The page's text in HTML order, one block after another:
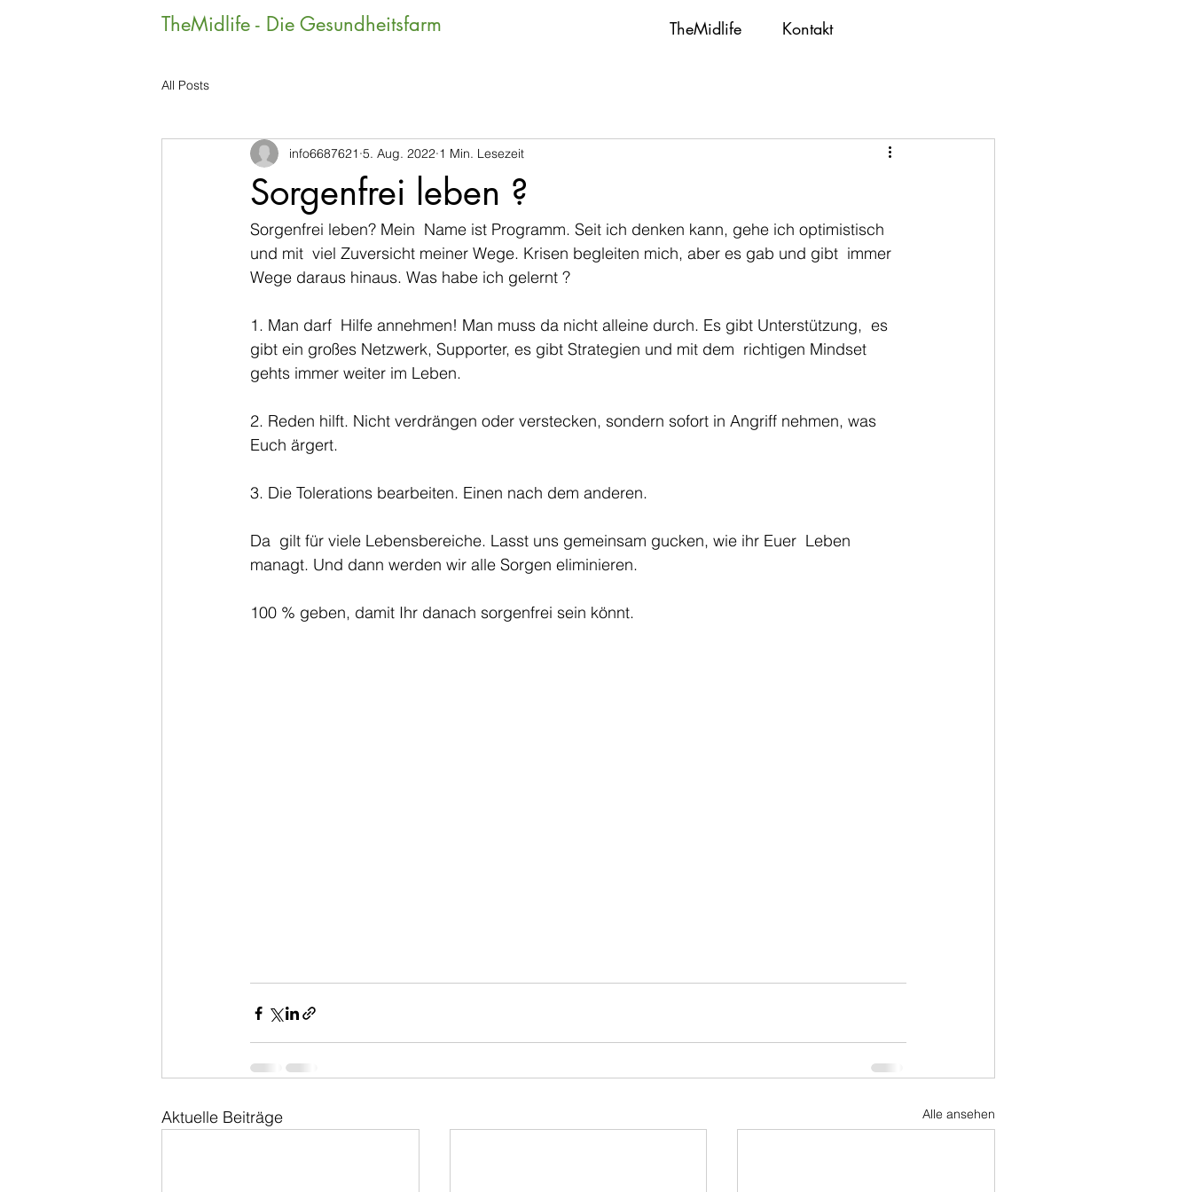
TheMidlife - Die Gesundheitsfarm TheMidlife Kontakt
All Posts
Sorgenfrei leben ?
info6687621 5. Aug. 2022 1 Min. Lesezeit
Sorgenfrei leben? Mein  Name ist Programm. Seit ich denken kann, gehe ich optimistisch
und mit  viel Zuversicht meiner Wege. Krisen begleiten mich, aber es gab und gibt  immer
Wege daraus hinaus. Was habe ich gelernt ?
1. Man darf  Hilfe annehmen! Man muss da nicht alleine durch. Es gibt Unterstützung,  es
gibt ein großes Netzwerk, Supporter, es gibt Strategien und mit dem  richtigen Mindset
gehts immer weiter im Leben.
2. Reden hilft. Nicht verdrängen oder verstecken, sondern sofort in Angriff nehmen, was
Euch ärgert.
3. Die Tolerations bearbeiten. Einen nach dem anderen.
Da  gilt für viele Lebensbereiche. Lasst uns gemeinsam gucken, wie ihr Euer  Leben
managt. Und dann werden wir alle Sorgen eliminieren.
100 % geben, damit Ihr danach sorgenfrei sein könnt.
Aktuelle Beiträge Alle ansehen